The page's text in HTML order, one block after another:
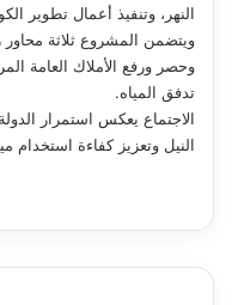
النهر، وتنفيذ أعمال تطوير
ويتضمن المشروع ثلاثة محاور
وحصر ورفع الأملاك العامة
تدفق المياه.
الاجتماع يعكس استمرار
النيل وتعزيز كفاءة استخدام